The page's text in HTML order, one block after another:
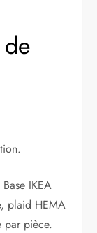
Base IKEA
plaid HEMA
par pièce.